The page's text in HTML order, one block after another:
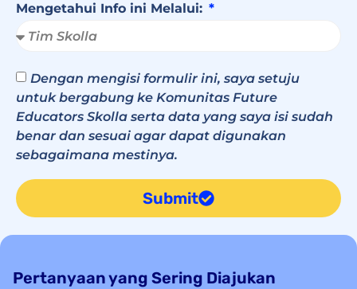
Mengetahui Info ini Melalui:
Dengan mengisi formulir ini, saya setuju
untuk bergabung ke Komunitas Future
Educators Skolla serta data yang saya isi sudah
benar dan sesuai agar dapat digunakan
sebagaimana mestinya.
Submit
Pertanyaan yang Sering Diajukan